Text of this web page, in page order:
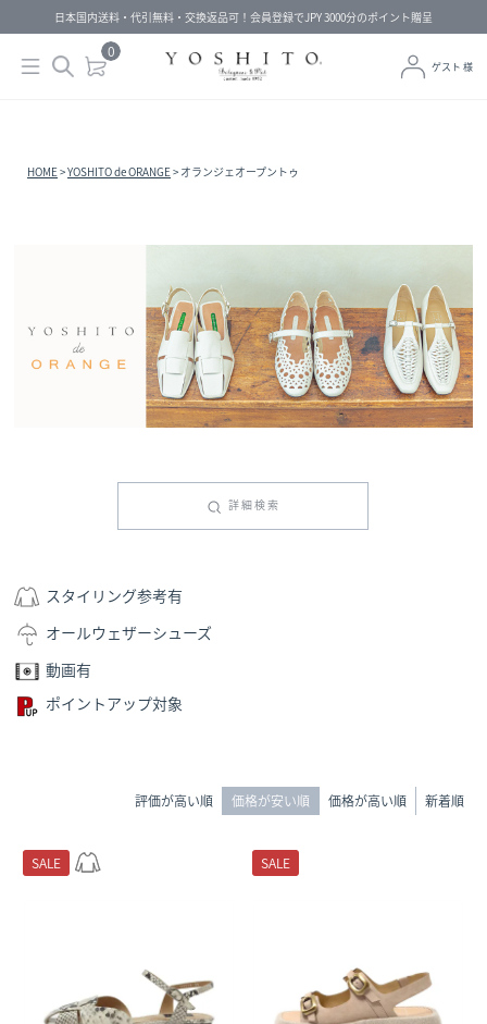
日本国内送料・代引無料・交換返品可！会員登録でJPY 3000分のポイント贈呈
0
ゲスト 様
HOME YOSHITO de ORANGE オランジェオープントゥ
詳細検索
スタイリング参考有
オールウェザーシューズ
動画有
ポイントアップ対象
評価が高い順 価格が安い順 価格が高い順 新着順
SALE SALE